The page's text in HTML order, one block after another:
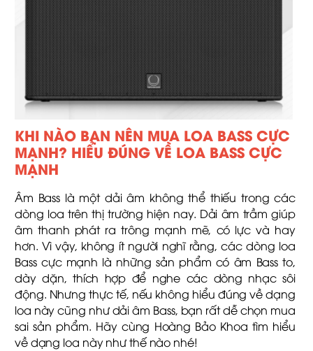
KHI NÀO BẠN NÊN MUA LOA BASS CỰC
MẠNH? HIỂU ĐÚNG VỀ LOA BASS CỰC
MẠNH
Âm Bass là một dải âm không thể thiếu trong các
dòng loa trên thị trường hiện nay. Dải âm trầm giúp
âm thanh phát ra trông mạnh mẽ, có lực và hay
hơn. Vì vậy, không ít người nghĩ rằng, các dòng loa
Bass cực mạnh là những sản phẩm có âm Bass to,
dày dặn, thích hợp để nghe các dòng nhạc sôi
động. Nhưng thực tế, nếu không hiểu đúng về dạng
loa này cũng như dải âm Bass, bạn rất dễ chọn mua
sai sản phẩm. Hãy cùng Hoàng Bảo Khoa tìm hiểu
về dạng loa này như thế nào nhé!